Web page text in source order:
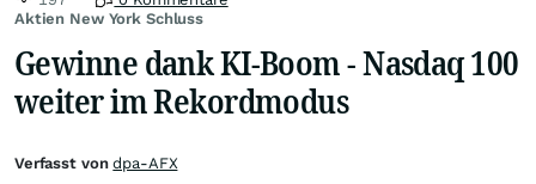
Aktien New York Schluss
Gewinne dank KI-Boom - Nasdaq 100
weiter im Rekordmodus
Verfasst vondpa-AFX